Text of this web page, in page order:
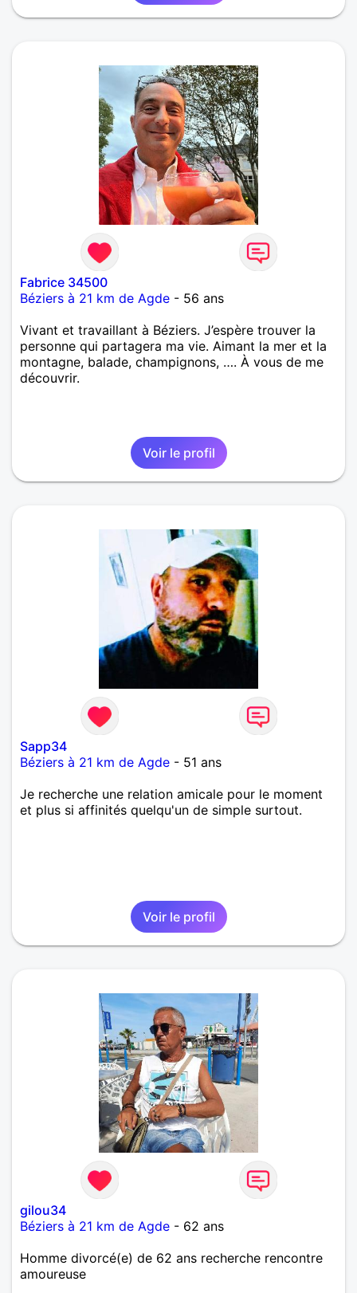
Fabrice 34500
Béziers à 21 km de Agde - 56 ans
Vivant et travaillant à Béziers. J’espère trouver la
personne qui partagera ma vie. Aimant la mer et la
montagne, balade, champignons, …. À vous de me
découvrir.
Voir le profil
Sapp34
Béziers à 21 km de Agde - 51 ans
Je recherche une relation amicale pour le moment
et plus si affinités quelqu'un de simple surtout.
Voir le profil
gilou34
Béziers à 21 km de Agde - 62 ans
Homme divorcé(e) de 62 ans recherche rencontre
amoureuse